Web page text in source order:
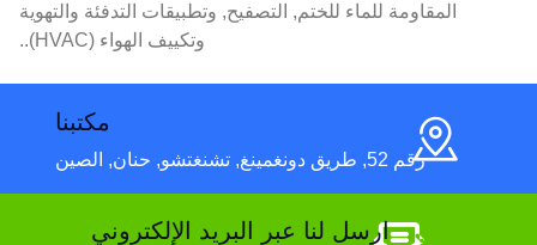
المقاومة للماء للختم, التصفيح, وتطبيقات التدفئة والتهوية
وتكييف الهواء (HVAC)..
مكتبنا
رقم 52, طريق دونغمينغ, تشنغتشو, حنان, الصين
ارسل لنا عبر البريد الإلكتروني